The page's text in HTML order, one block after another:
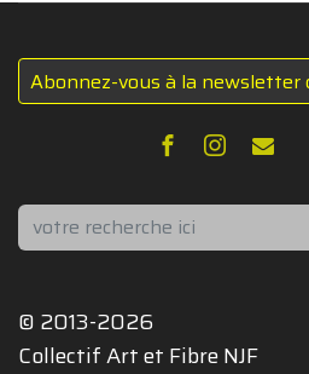
Abonnez-vous à la
Rechercher
© 2013-2026
Collectif Art et Fibre NJF